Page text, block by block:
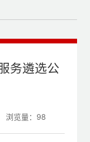
务遴选公
浏览量： 98